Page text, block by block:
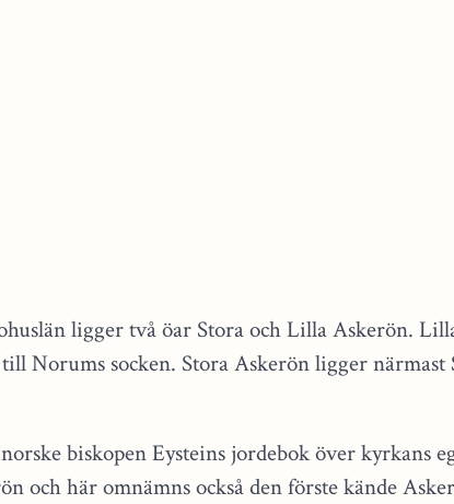
ligger två öar Stora och Lilla Askerön.
Norums socken. Stora Askerön ligger närmast
biskopen Eysteins jordebok över kyrkans
och här omnämns också den förste kände